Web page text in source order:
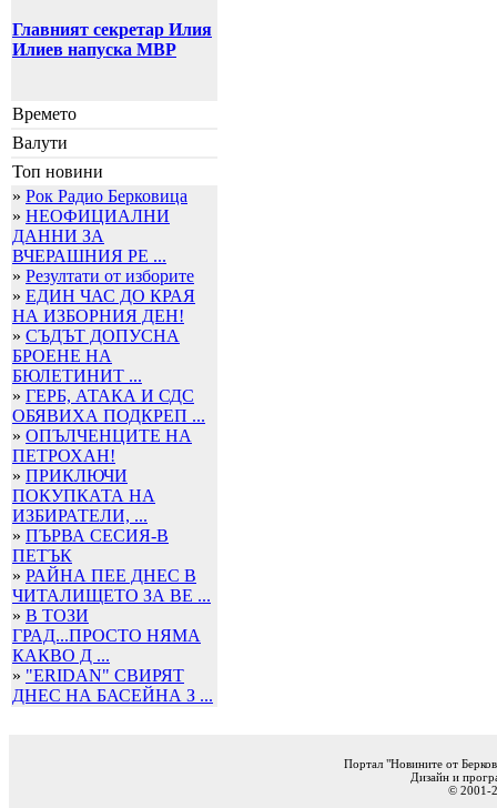
Главният секретар Илия
Илиев напуска МВР
Времето
Валути
Топ новини
» Рок Радио Берковица
» НЕОФИЦИАЛНИ
ДАННИ ЗА
ВЧЕРАШНИЯ РЕ ...
» Резултати от изборите
» ЕДИН ЧАС ДО КРАЯ
НА ИЗБОРНИЯ ДЕН!
» СЪДЪТ ДОПУСНА
БРОЕНЕ НА
БЮЛЕТИНИТ ...
» ГЕРБ, АТАКА И СДС
ОБЯВИХА ПОДКРЕП ...
» ОПЪЛЧЕНЦИТЕ НА
ПЕТРОХАН!
» ПРИКЛЮЧИ
ПОКУПКАТА НА
ИЗБИРАТЕЛИ, ...
» ПЪРВА СЕСИЯ-В
ПЕТЪК
» РАЙНА ПЕЕ ДНЕС В
ЧИТАЛИЩЕТО ЗА ВЕ ...
» В ТОЗИ
ГРАД...ПРОСТО НЯМА
КАКВО Д ...
» "ERIDAN" СВИРЯТ
ДНЕС НА БАСЕЙНА З ...
Портал "Новините от
Дизайн и
© 2001-